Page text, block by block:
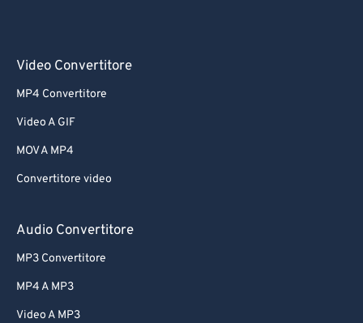
Video Convertitore
MP4 Convertitore
Video A GIF
MOV A MP4
Convertitore video
Audio Convertitore
MP3 Convertitore
MP4 A MP3
Video A MP3